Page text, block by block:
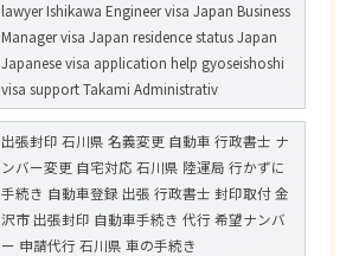
lawyer Ishikawa Engineer visa Japan Business
Manager visa Japan residence status Japan
Japanese visa application help gyoseishoshi
visa support Takami Administrativ
出張封印 石川県 名義変更 自動車 行政書士 ナ
ンバー変更 自宅対応 石川県 陸運局 行かずに
手続き 自動車登録 出張 行政書士 封印取付 金
沢市 出張封印 自動車手続き 代行 希望ナンバ
ー 申請代行 石川県 車の手続き